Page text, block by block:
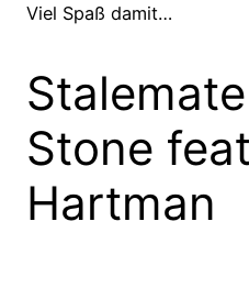
Viel Spaß damit…
Stone
Hartman